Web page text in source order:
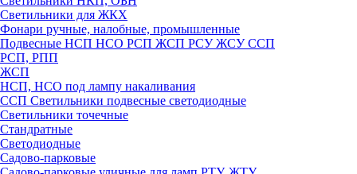
Светильники для ЖКХ
Фонари ручные, налобные, промышленные
Подвесные НСП НСО РСП ЖСП РСУ ЖСУ ССП
РСП, РПП
ЖСП
НСП, НСО под лампу накаливания
ССП Светильники подвесные светодиодные
Светильники точечные
Стандратные
Светодиодные
Садово-парковые